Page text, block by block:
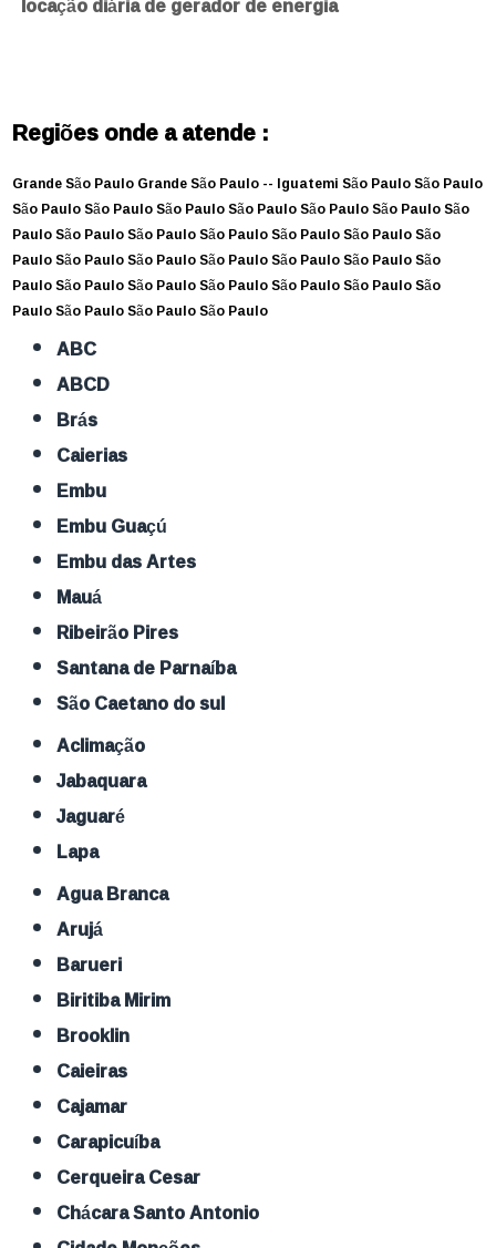
Regiões onde a atende :
Grande São PauloGrande São Paulo -- IguatemiSão PauloSão Paulo
São PauloSão PauloSão PauloSão PauloSão PauloSão PauloSão
PauloSão PauloSão PauloSão PauloSão PauloSão PauloSão
PauloSão PauloSão PauloSão PauloSão PauloSão PauloSão
PauloSão PauloSão PauloSão PauloSão PauloSão PauloSão
PauloSão PauloSão PauloSão Paulo
ABC
ABCD
Brás
Caierias
Embu
Embu Guaçú
Embu das Artes
Mauá
Ribeirão Pires
Santana de Parnaíba
São Caetano do sul
Aclimação
Jabaquara
Jaguaré
Lapa
Agua Branca
Arujá
Barueri
Biritiba Mirim
Brooklin
Caieiras
Cajamar
Carapicuíba
Cerqueira Cesar
Chácara Santo Antonio